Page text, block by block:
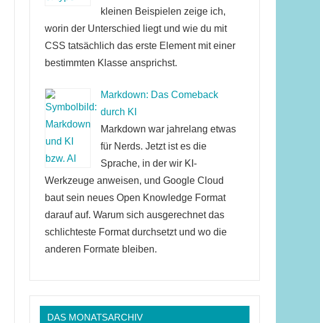
kleinen Beispielen zeige ich,
worin der Unterschied liegt und wie du mit
CSS tatsächlich das erste Element mit einer
bestimmten Klasse ansprichst.
Markdown: Das Comeback
durch KI
Markdown war jahrelang etwas
für Nerds. Jetzt ist es die
Sprache, in der wir KI-
Werkzeuge anweisen, und Google Cloud
baut sein neues Open Knowledge Format
darauf auf. Warum sich ausgerechnet das
schlichteste Format durchsetzt und wo die
anderen Formate bleiben.
DAS MONATSARCHIV